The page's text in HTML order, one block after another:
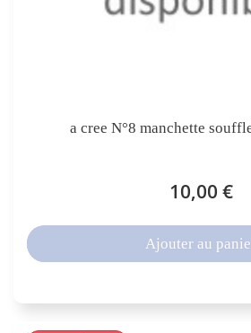
a cree N°8 manchette
10,00 €
Ajouter au